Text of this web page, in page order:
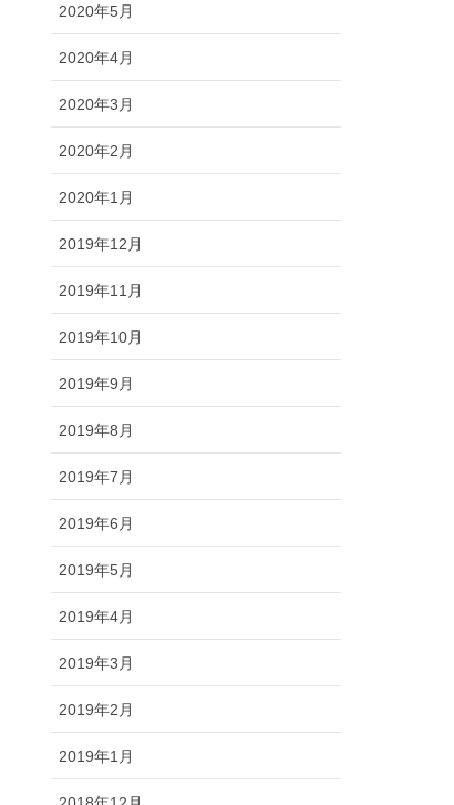
2020年5月
2020年4月
2020年3月
2020年2月
2020年1月
2019年12月
2019年11月
2019年10月
2019年9月
2019年8月
2019年7月
2019年6月
2019年5月
2019年4月
2019年3月
2019年2月
2019年1月